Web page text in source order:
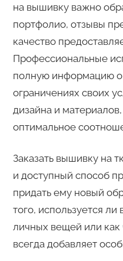
на вышивку важно
портфолио, отзывы
качество
Профессиональные
полную информацию о
ограничениях своих
дизайна и
оптимальное
Заказать вышивку на
и доступный способ
придать ему новый
того, используется
личных вещей или как
всегда добавляет